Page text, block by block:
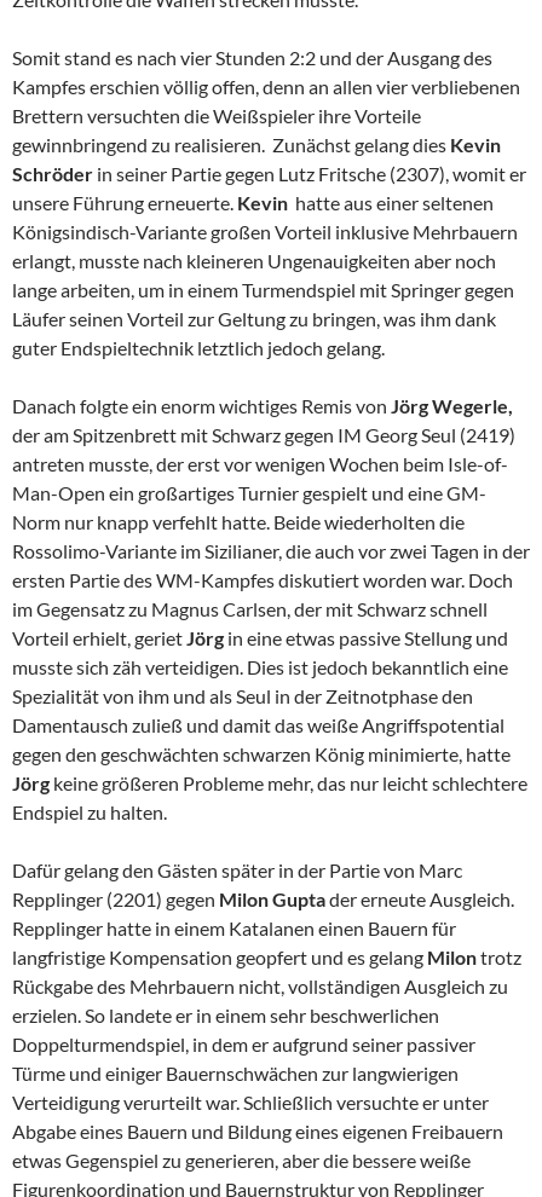
Somit stand es nach vier Stunden 2:2 und der Ausgang des
Kampfes erschien völlig offen, denn an allen vier verbliebenen
Brettern versuchten die Weißspieler ihre Vorteile
gewinnbringend zu realisieren. Zunächst gelang dies Kevin
Schröder in seiner Partie gegen Lutz Fritsche (2307), womit er
unsere Führung erneuerte. Kevin hatte aus einer seltenen
Königsindisch-Variante großen Vorteil inklusive Mehrbauern
erlangt, musste nach kleineren Ungenauigkeiten aber noch
lange arbeiten, um in einem Turmendspiel mit Springer gegen
Läufer seinen Vorteil zur Geltung zu bringen, was ihm dank
guter Endspieltechnik letztlich jedoch gelang.
Danach folgte ein enorm wichtiges Remis von Jörg Wegerle,
der am Spitzenbrett mit Schwarz gegen IM Georg Seul (2419)
antreten musste, der erst vor wenigen Wochen beim Isle-of-
Man-Open ein großartiges Turnier gespielt und eine GM-
Norm nur knapp verfehlt hatte. Beide wiederholten die
Rossolimo-Variante im Sizilianer, die auch vor zwei Tagen in der
ersten Partie des WM-Kampfes diskutiert worden war. Doch
im Gegensatz zu Magnus Carlsen, der mit Schwarz schnell
Vorteil erhielt, geriet Jörg in eine etwas passive Stellung und
musste sich zäh verteidigen. Dies ist jedoch bekanntlich eine
Spezialität von ihm und als Seul in der Zeitnotphase den
Damentausch zuließ und damit das weiße Angriffspotential
gegen den geschwächten schwarzen König minimierte, hatte
Jörg keine größeren Probleme mehr, das nur leicht schlechtere
Endspiel zu halten.
Dafür gelang den Gästen später in der Partie von Marc
Repplinger (2201) gegen Milon Guptader erneute Ausgleich.
Repplinger hatte in einem Katalanen einen Bauern für
langfristige Kompensation geopfert und es gelang Milontrotz
Rückgabe des Mehrbauern nicht, vollständigen Ausgleich zu
erzielen. So landete er in einem sehr beschwerlichen
Doppelturmendspiel, in dem er aufgrund seiner passiver
Türme und einiger Bauernschwächen zur langwierigen
Verteidigung verurteilt war. Schließlich versuchte er unter
Abgabe eines Bauern und Bildung eines eigenen Freibauern
etwas Gegenspiel zu generieren, aber die bessere weiße
Figurenkoordination und Bauernstruktur von Repplinger